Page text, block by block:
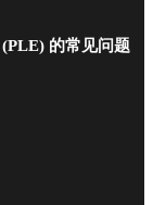
的常见问题